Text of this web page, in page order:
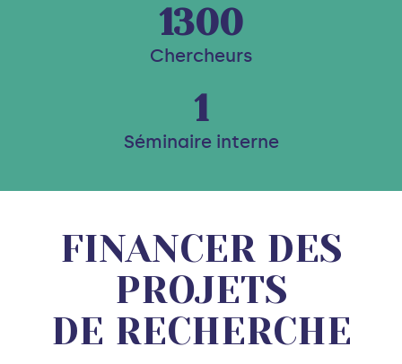
1300
Chercheurs
1
Séminaire interne
FINANCER DES
PROJETS
DE RECHERCHE